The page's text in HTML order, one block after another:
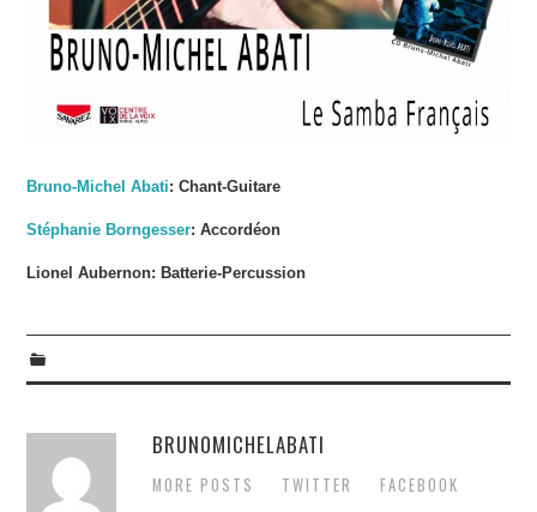
Bruno-Michel Abati: Chant-Guitare
Stéphanie Borngesser: Accordéon
Lionel Aubernon: Batterie-Percussion
BRUNOMICHELABATI
MORE POSTS TWITTER FACEBOOK